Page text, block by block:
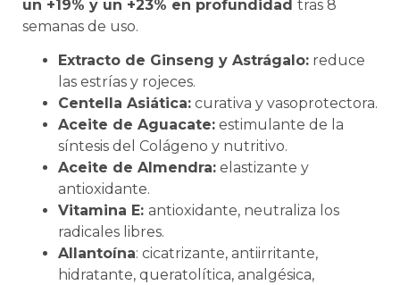
un +19% y un +23% en profundidad tras 8
semanas de uso.
Extracto de Ginseng y Astrágalo: reduce
las estrías y rojeces.
Centella Asiática: curativa y vasoprotectora.
Aceite de Aguacate: estimulante de la
síntesis del Colágeno y nutritivo.
Aceite de Almendra: elastizante y
antioxidante.
Vitamina E: antioxidante, neutraliza los
radicales libres.
Allantoína: cicatrizante, antiirritante,
hidratante, queratolítica, analgésica,